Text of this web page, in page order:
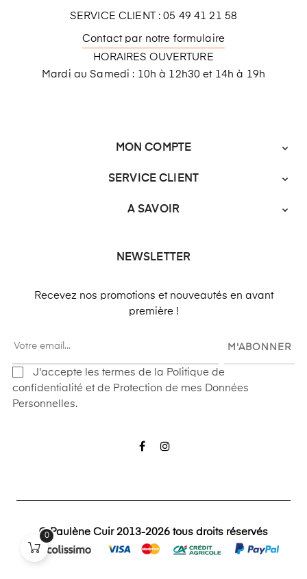
SERVICE CLIENT : 05 49 41 21 58
Contact par notre formulaire
HORAIRES OUVERTURE
Mardi au Samedi : 10h à 12h30 et 14h à 19h
MON COMPTE 
SERVICE CLIENT 
A SAVOIR 
NEWSLETTER
Recevez nos promotions et nouveautés en avant
première !
M'ABONNER
J'accepte les termes de la Politique de
confidentialité et de Protection de mes Données
Personnelles.
Facebook
© Paulène Cuir 2013-2026 tous droits réservés
0